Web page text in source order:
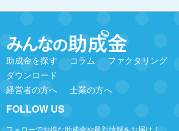
助成金を探す コラム ファクタリング
ダウンロード
経営者の方へ
士業の方へ
FOLLOW US
フォローでお得な助成金や最新情報をお届け！